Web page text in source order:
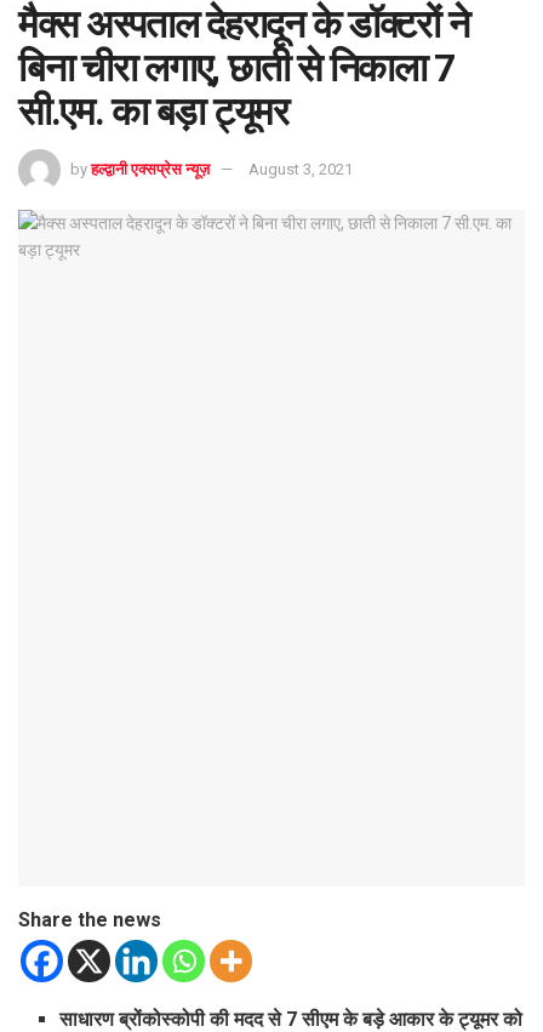
मैक्स अस्पताल देहरादून के डॉक्टरों ने
बिना चीरा लगाए, छाती से निकाला 7
सी.एम. का बड़ा ट्यूमर
by हल्द्वानी एक्सप्रेस न्यूज़ August 3, 2021
Share the news
साधारण ब्रोंकोस्कोपी की मदद से 7 सीएम के बड़े आकार के ट्यूमर को